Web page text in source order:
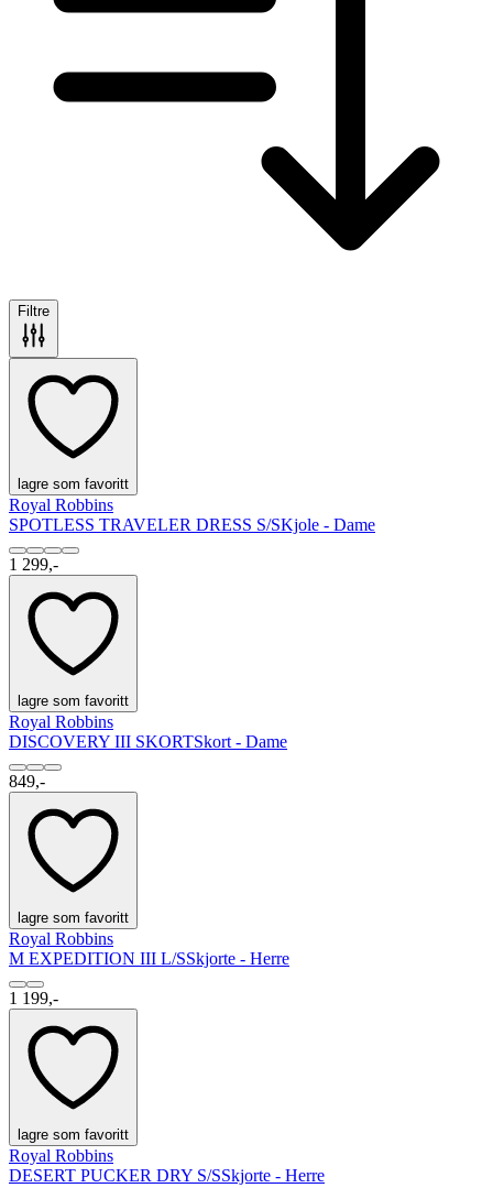
Filtre
lagre som favoritt
Royal Robbins
SPOTLESS TRAVELER DRESS S/SKjole - Dame
1 299,-
lagre som favoritt
Royal Robbins
DISCOVERY III SKORTSkort - Dame
849,-
lagre som favoritt
Royal Robbins
M EXPEDITION III L/SSkjorte - Herre
1 199,-
lagre som favoritt
Royal Robbins
DESERT PUCKER DRY S/SSkjorte - Herre